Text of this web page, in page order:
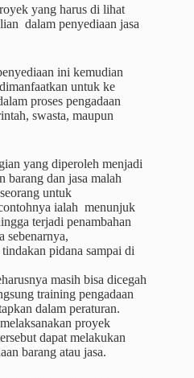
yang harus di lihat
dalam penyediaan jasa
ini kemudian
untuk ke
proses pengadaan
swasta, maupun
yang diperoleh menjadi
barang dan jasa malah
untuk
ialah menunjuk
terjadi penambahan
sebenarnya,
pidana sampai di
masih bisa dicegah
training pengadaan
dalam peraturan.
proyek
dapat melakukan
barang atau jasa.